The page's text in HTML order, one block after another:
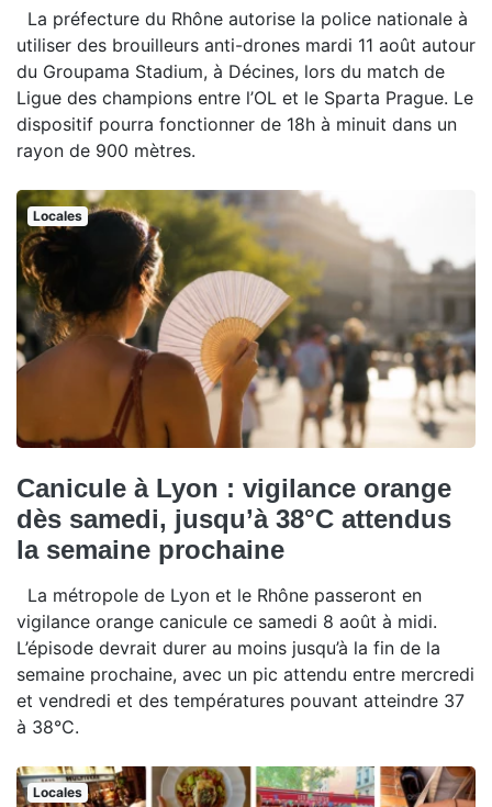
La préfecture du Rhône autorise la police nationale à
utiliser des brouilleurs anti-drones mardi 11 août autour
du Groupama Stadium, à Décines, lors du match de
Ligue des champions entre l’OL et le Sparta Prague. Le
dispositif pourra fonctionner de 18h à minuit dans un
rayon de 900 mètres.
Locales
Canicule à Lyon : vigilance orange
dès samedi, jusqu’à 38°C attendus
la semaine prochaine
La métropole de Lyon et le Rhône passeront en
vigilance orange canicule ce samedi 8 août à midi.
L’épisode devrait durer au moins jusqu’à la fin de la
semaine prochaine, avec un pic attendu entre mercredi
et vendredi et des températures pouvant atteindre 37
à 38°C.
Locales